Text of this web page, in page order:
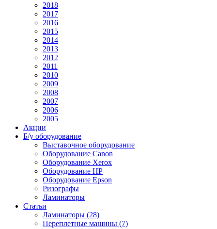
2018
2017
2016
2015
2014
2013
2012
2011
2010
2009
2008
2007
2006
2005
Акции
Б/у оборудование
Выставочное оборудование
Оборудование Canon
Оборудование Xerox
Оборудование HP
Оборудование Epson
Ризографы
Ламинаторы
Статьи
Ламинаторы (28)
Переплетные машины (7)